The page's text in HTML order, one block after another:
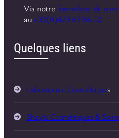
Via notreformulaire de
au +32(0)473 67 86 50
Quelques liens
Laboratoire Cosmétiques
Shayla Cosmétiques &